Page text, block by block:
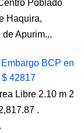
Poblado
Haquira,
Apurim...
BCP en
42817
Libre 2.10 m 2
.